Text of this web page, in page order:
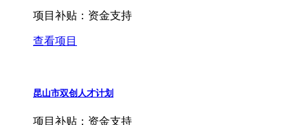
项目补贴： 资金支持
查看项目
昆山市双创人才计划
项目补贴： 资金支持